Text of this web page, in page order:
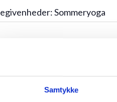
Samtykke
Sommeryoga
Kystvej 12
3100